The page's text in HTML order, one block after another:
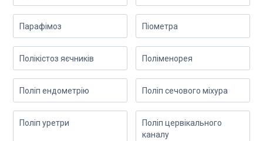
Парафімоз Піометра
Полікістоз яєчників Поліменорея
Поліп ендометрію Поліп сечового міхура
Поліп уретри
Поліп цервікального
каналу